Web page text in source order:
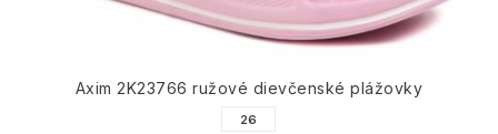
Axim 2K23766 ružové dievčenské plážovky
26